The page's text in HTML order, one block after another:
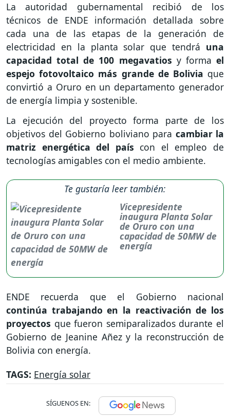
La autoridad gubernamental recibió de los
técnicos de ENDE información detallada sobre
cada una de las etapas de la generación de
electricidad en la planta solar que tendrá una
capacidad total de 100 megavatios y formael
espejo fotovoltaico más grande de Bolivia que
convirtió a Oruro en un departamento generador
de energía limpia y sostenible.
La ejecución del proyecto forma parte de los
objetivos del Gobierno boliviano para cambiar la
matriz energética del país con el empleo de
tecnologías amigables con el medio ambiente.
Te gustaría leer también:
Vicepresidente
inaugura Planta Solar
de Oruro con una
capacidad de 50MW de
energía
ENDE recuerda que el Gobierno nacional
continúa trabajando en la reactivación de los
proyectos que fueron semiparalizados durante el
Gobierno de Jeanine Añez y la reconstrucción de
Bolivia con energía.
TAGS: Energía solar
SÍGUENOS EN: